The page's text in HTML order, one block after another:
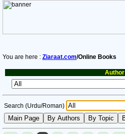
You are here : Ziaraat.com/Online Books
Author
Search (Urdu/Roman)